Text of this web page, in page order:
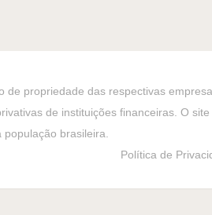
propriedade das respectivas
de instituições financeiras. O
brasileira.
Política de